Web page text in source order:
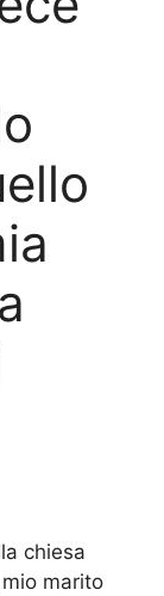
chiesa
marito